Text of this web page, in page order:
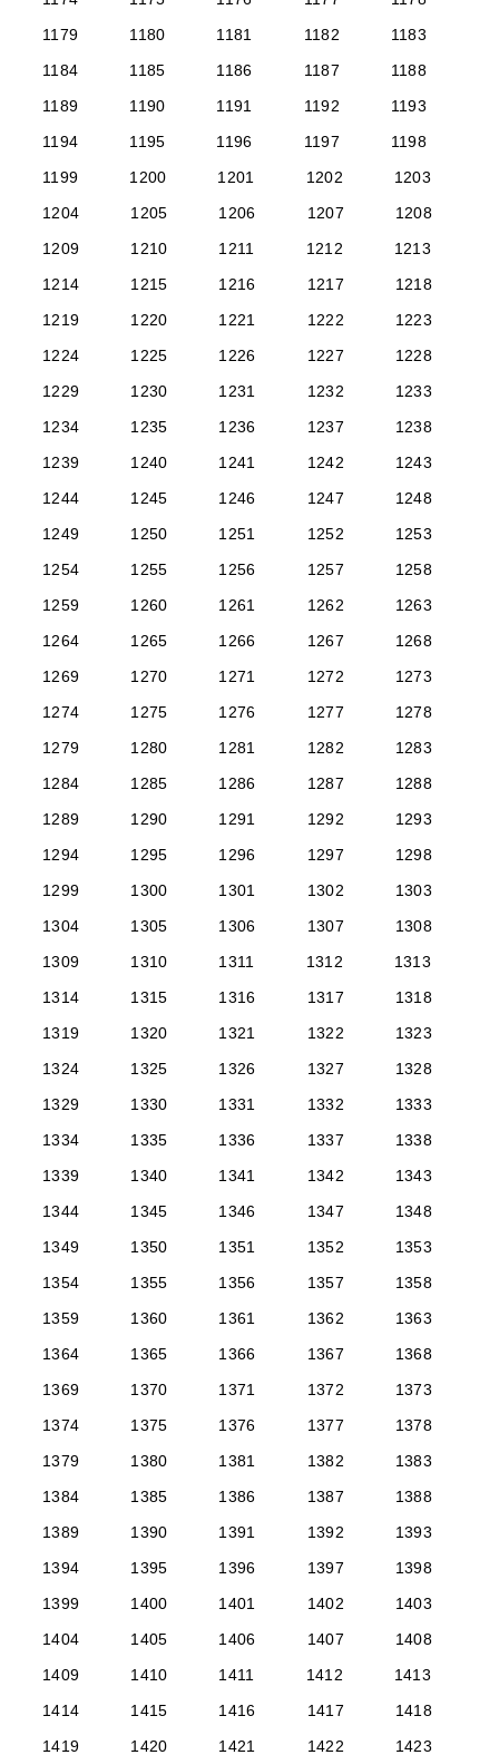
1179
1180 1181 1182
1183
1184
1185 1186 1187
1188
1189
1190 1191 1192
1193
1194
1195 1196 1197
1198
1199
1200 1201 1202
1203
1204
1205 1206 1207
1208
1209
1210 1211 1212
1213
1214
1215 1216 1217
1218
1219
1220 1221 1222
1223
1224
1225 1226 1227
1228
1229
1230 1231 1232
1233
1234
1235 1236 1237
1238
1239
1240 1241 1242
1243
1244
1245 1246 1247
1248
1249
1250 1251 1252
1253
1254
1255 1256 1257
1258
1259
1260 1261 1262
1263
1264
1265 1266 1267
1268
1269
1270 1271 1272
1273
1274
1275 1276 1277
1278
1279
1280 1281 1282
1283
1284
1285 1286 1287
1288
1289
1290 1291 1292
1293
1294
1295 1296 1297
1298
1299
1300 1301 1302
1303
1304
1305 1306 1307
1308
1309
1310 1311 1312
1313
1314
1315 1316 1317
1318
1319
1320 1321 1322
1323
1324
1325 1326 1327
1328
1329
1330 1331 1332
1333
1334
1335 1336 1337
1338
1339
1340 1341 1342
1343
1344
1345 1346 1347
1348
1349
1350 1351 1352
1353
1354
1355 1356 1357
1358
1359
1360 1361 1362
1363
1364
1365 1366 1367
1368
1369
1370 1371 1372
1373
1374
1375 1376 1377
1378
1379
1380 1381 1382
1383
1384
1385 1386 1387
1388
1389
1390 1391 1392
1393
1394
1395 1396 1397
1398
1399
1400 1401 1402
1403
1404
1405 1406 1407
1408
1409
1410 1411 1412
1413
1414
1415 1416 1417
1418
1419
1420 1421 1422 1423